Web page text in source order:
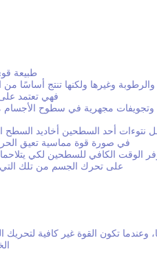
طبيعة
وغيرها ولكنها تنتج أساسًا
فهي تعتمد
وتجويفات مجهرية في سطوح
أحد السطحين أخاديد السطح
في صورة قوة مماسية تعيق
الوقت الكافي للسطحين لكي
على تحرك الجسم من تلك
وعندما تكون القوة غير كافية